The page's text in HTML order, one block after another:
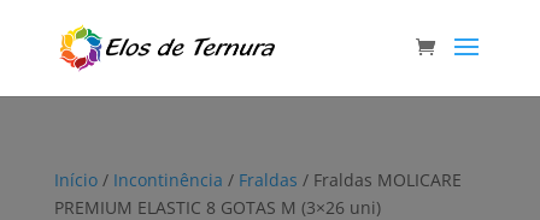
Início/ Incontinência / Fraldas / Fraldas MOLICARE
PREMIUM ELASTIC 8 GOTAS M (3×26 uni)